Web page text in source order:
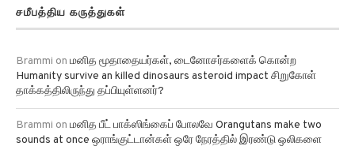
Humanity survive an killed dinosaurs asteroid impact சிறுகோள்
தாக்கத்திலிருந்து தப்பியுள்ளனர்?
Brammionமனித பீட் பாக்ஸிங்கைப் போலவே Orangutans make two
sounds at once ஒராங்குட்டான்கள் ஒரே நேரத்தில் இரண்டு ஒலிகளை
எழுப்ப முடியும் என்று ஆய்வுகள் தெரிவிக்கின்றன!